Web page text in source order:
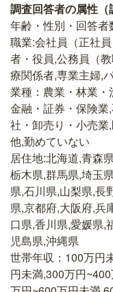
調査回答者の属性（
年齢・性別・回答
職業:会社員（正社
者・役員,公務員（
療関係者,専業主婦,
業種：農業・林業
金融・証券・保険
社・卸売り・小売
他,勤めていない
居住地:北海道,青森
栃木県,群馬県,埼玉
県,石川県,山梨県,長
県,京都府,大阪府,兵
口県,香川県,愛媛県,
児島県,沖縄県
世帯年収：100万円
円未満,300万円